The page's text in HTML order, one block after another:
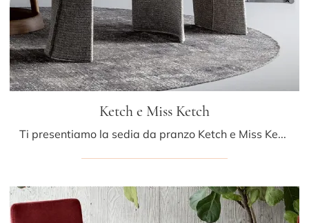
Ketch e Miss Ketch
Ti presentiamo la sedia da pranzo Ketch e Miss Ketch per atmosfere design, tra le più belle Sedie fisse di Bonaldo.